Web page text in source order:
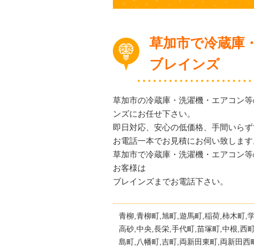
草加市で冷蔵庫
ブレインズ
草加市の冷蔵庫・洗濯機・エアコン
ンズにお任せ下さい。
即日対応、安心の低価格、手間いらず
お電話一本でお見積にお伺い致します
草加市で冷蔵庫・洗濯機・エアコン
お客様は
ブレインズまでお電話下さい。
青柳,青柳町,旭町,遊馬町,稲荷,柿木町,
高砂,中央,長栄,手代町,苗塚町,中根,西
島町,八幡町,吉町,両新田東町,両新田西